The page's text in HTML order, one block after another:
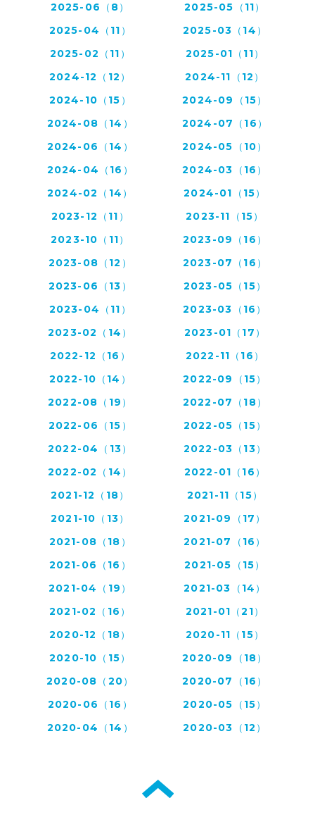
2025-06（8）
2025-05（11）
2025-04（11）
2025-03（14）
2025-02（11）
2025-01（11）
2024-12（12）
2024-11（12）
2024-10（15）
2024-09（15）
2024-08（14）
2024-07（16）
2024-06（14）
2024-05（10）
2024-04（16）
2024-03（16）
2024-02（14）
2024-01（15）
2023-12（11）
2023-11（15）
2023-10（11）
2023-09（16）
2023-08（12）
2023-07（16）
2023-06（13）
2023-05（15）
2023-04（11）
2023-03（16）
2023-02（14）
2023-01（17）
2022-12（16）
2022-11（16）
2022-10（14）
2022-09（15）
2022-08（19）
2022-07（18）
2022-06（15）
2022-05（15）
2022-04（13）
2022-03（13）
2022-02（14）
2022-01（16）
2021-12（18）
2021-11（15）
2021-10（13）
2021-09（17）
2021-08（18）
2021-07（16）
2021-06（16）
2021-05（15）
2021-04（19）
2021-03（14）
2021-02（16）
2021-01（21）
2020-12（18）
2020-11（15）
2020-10（15）
2020-09（18）
2020-08（20）
2020-07（16）
2020-06（16）
2020-05（15）
2020-04（14）
2020-03（12）